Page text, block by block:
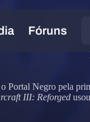
Portal Negro pela
III: Reforged